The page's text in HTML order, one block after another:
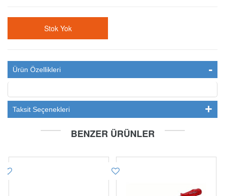
Stok Yok
Ürün Özellikleri
Taksit Seçenekleri
BENZER ÜRÜNLER